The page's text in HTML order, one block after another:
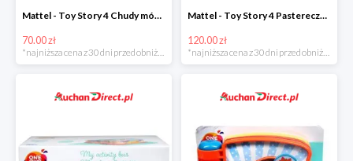
Mattel - Toy Story 4 Chudy mówiąca figurka w super cenie
70.00 zł
Mattel - Toy Story 4 Pastereczka w super cenie
120.00 zł